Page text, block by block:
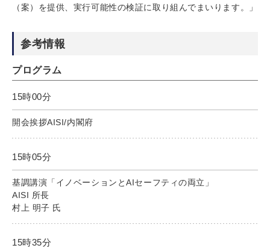
（案）を提供、実行可能性の検証に取り組んでまいります。」
参考情報
プログラム
15時00分
開会挨拶AISI/内閣府
15時05分
基調講演「イノベーションとAIセーフティの両立」
AISI 所長
村上 明子 氏
15時35分